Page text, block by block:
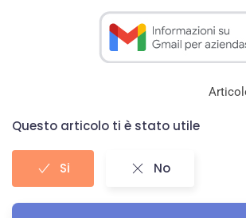
Questo articolo ti è stato utile
Si No